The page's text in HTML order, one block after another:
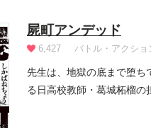
屍町アンデッド
6,427 バトル・アクショ
先生は、地獄の底まで堕
る日高校教師・葛城柘榴